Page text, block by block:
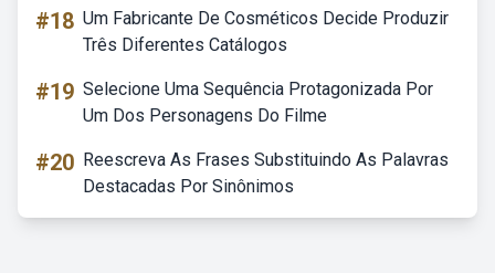
#18 Um Fabricante De Cosméticos Decide Produzir
Três Diferentes Catálogos
#19 Selecione Uma Sequência Protagonizada Por
Um Dos Personagens Do Filme
#20 Reescreva As Frases Substituindo As Palavras
Destacadas Por Sinônimos